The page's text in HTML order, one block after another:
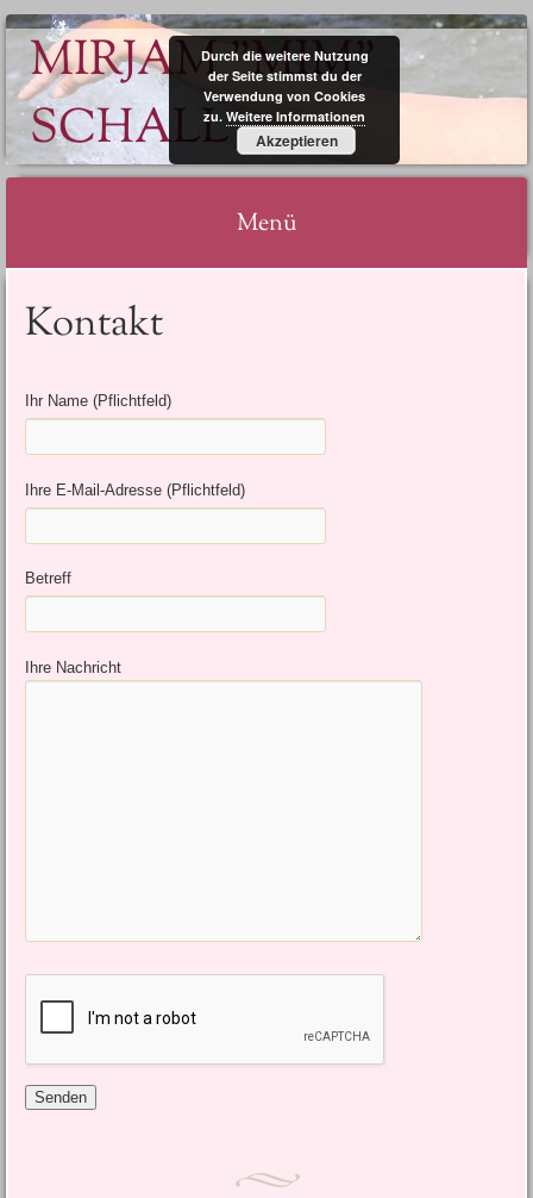
MIRJAM "MIM"
SCHALL
Menü
zum
Kontakt
Ihr Name (Pflichtfeld)
Ihre E-Mail-Adresse (Pflichtfeld)
Betreff
Ihre Nachricht
Durch die weitere Nutzung
der Seite stimmst du der
Verwendung von Cookies
zu. Weitere Informationen
Akzeptieren